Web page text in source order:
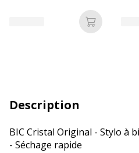
Ajouter au
Description
BIC Cristal Original - Stylo à
- Séchage rapide